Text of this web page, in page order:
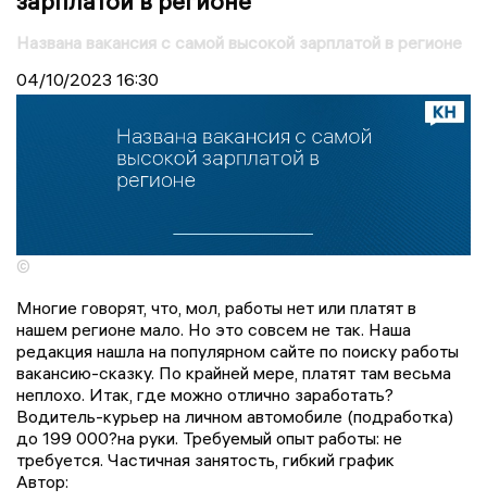
Названа вакансия с самой высокой зарплатой в регионе
04/10/2023 16:30
©
Многие говорят, что, мол, работы нет или платят в
нашем регионе мало. Но это совсем не так. Наша
редакция нашла на популярном сайте по поиску работы
вакансию-сказку. По крайней мере, платят там весьма
неплохо. Итак, где можно отлично заработать?
Водитель-курьер на личном автомобиле (подработка)
до 199 000?на руки. Требуемый опыт работы: не
требуется. Частичная занятость, гибкий график
Автор: